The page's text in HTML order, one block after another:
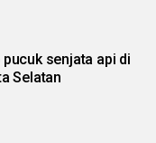
senjata api di
Selatan